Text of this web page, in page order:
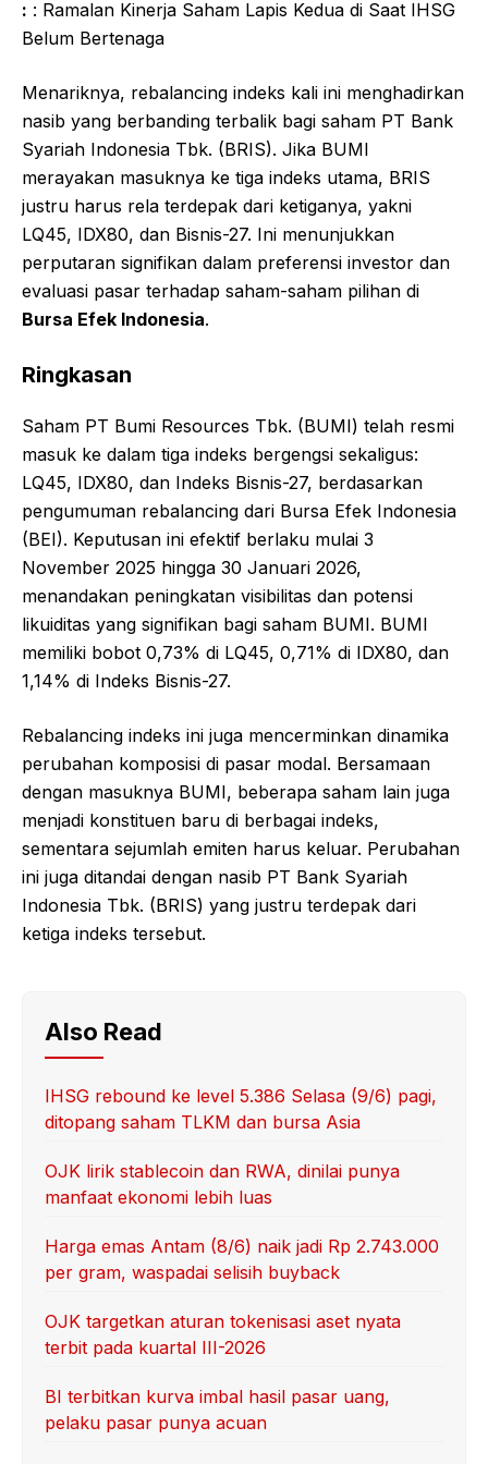
: : Ramalan Kinerja Saham Lapis Kedua di Saat IHSG
Belum Bertenaga
Menariknya, rebalancing indeks kali ini menghadirkan
nasib yang berbanding terbalik bagi saham PT Bank
Syariah Indonesia Tbk. (BRIS). Jika BUMI
merayakan masuknya ke tiga indeks utama, BRIS
justru harus rela terdepak dari ketiganya, yakni
LQ45, IDX80, dan Bisnis-27. Ini menunjukkan
perputaran signifikan dalam preferensi investor dan
evaluasi pasar terhadap saham-saham pilihan di
Bursa Efek Indonesia.
Ringkasan
Saham PT Bumi Resources Tbk. (BUMI) telah resmi
masuk ke dalam tiga indeks bergengsi sekaligus:
LQ45, IDX80, dan Indeks Bisnis-27, berdasarkan
pengumuman rebalancing dari Bursa Efek Indonesia
(BEI). Keputusan ini efektif berlaku mulai 3
November 2025 hingga 30 Januari 2026,
menandakan peningkatan visibilitas dan potensi
likuiditas yang signifikan bagi saham BUMI. BUMI
memiliki bobot 0,73% di LQ45, 0,71% di IDX80, dan
1,14% di Indeks Bisnis-27.
Rebalancing indeks ini juga mencerminkan dinamika
perubahan komposisi di pasar modal. Bersamaan
dengan masuknya BUMI, beberapa saham lain juga
menjadi konstituen baru di berbagai indeks,
sementara sejumlah emiten harus keluar. Perubahan
ini juga ditandai dengan nasib PT Bank Syariah
Indonesia Tbk. (BRIS) yang justru terdepak dari
ketiga indeks tersebut.
Also Read
IHSG rebound ke level 5.386 Selasa (9/6) pagi,
ditopang saham TLKM dan bursa Asia
OJK lirik stablecoin dan RWA, dinilai punya
manfaat ekonomi lebih luas
Harga emas Antam (8/6) naik jadi Rp 2.743.000
per gram, waspadai selisih buyback
OJK targetkan aturan tokenisasi aset nyata
terbit pada kuartal III-2026
BI terbitkan kurva imbal hasil pasar uang,
pelaku pasar punya acuan